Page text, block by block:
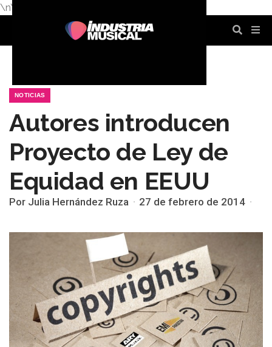
\n\n
NOTICIAS
Autores introducen
Proyecto de Ley de
Equidad en EEUU
Por Julia Hernández Ruza 27 de febrero de 2014